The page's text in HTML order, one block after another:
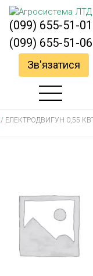
(099) 655-51-01
(099) 655-51-06
Зв'язатися
/ ЕЛЕКТРОДВИГУН 0,55